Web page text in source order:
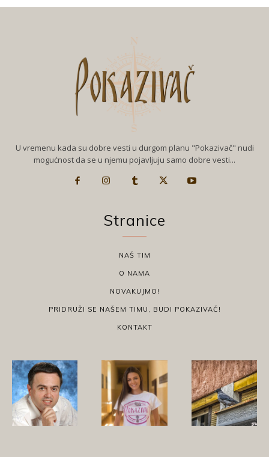
U vremenu kada su dobre vesti u durgom planu "Pokazivač" nudi
mogućnost da se u njemu pojavljuju samo dobre vesti...
Stranice
NAŠ TIM
O NAMA
NOVAKUJMO!
PRIDRUŽI SE NAŠEM TIMU, BUDI POKAZIVAČ!
KONTAKT